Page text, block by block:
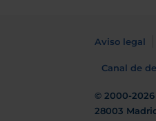
Aviso legal
Canal de
© 2000-2026
28003